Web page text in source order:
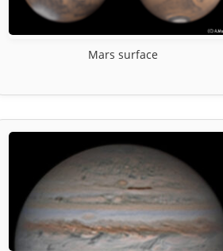
Mars surface